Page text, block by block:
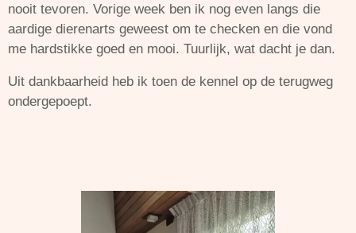
r
e
e
nooit tevoren. Vorige week ben ik nog even langs die
aardige dierenarts geweest om te checken en die vond
me hardstikke goed en mooi. Tuurlijk, wat dacht je dan.
Uit dankbaarheid heb ik toen de kennel op de terugweg
ondergepoept.